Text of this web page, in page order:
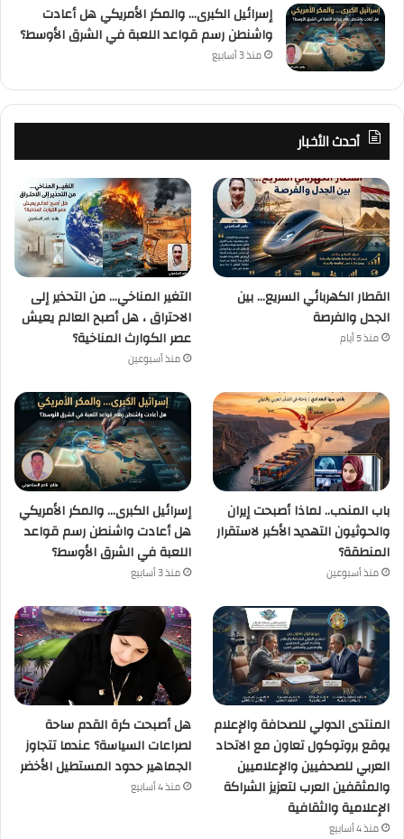
إسرائيل الكبرى… والمكر الأمريكي هل أعادت
واشنطن رسم قواعد اللعبة في الشرق الأوسط؟
منذ 3 أسابيع
أحدث الأخبار
القطار الكهربائي السريع… بين
الجدل والفرصة
منذ 5 أيام
التغير المناخي… من التحذير إلى
الاحتراق ، هل أصبح العالم يعيش
عصر الكوارث المناخية؟
منذ أسبوعين
باب المندب.. لماذا أصبحت إيران
والحوثيون التهديد الأكبر لاستقرار
المنطقة؟
منذ أسبوعين
إسرائيل الكبرى… والمكر الأمريكي
هل أعادت واشنطن رسم قواعد
اللعبة في الشرق الأوسط؟
منذ 3 أسابيع
المنتدى الدولي للصحافة والإعلام
يوقع بروتوكول تعاون مع الاتحاد
العربي للصحفيين والإعلاميين
والمثقفين العرب لتعزيز الشراكة
الإعلامية والثقافية
منذ 4 أسابيع
هل أصبحت كرة القدم ساحة
لصراعات السياسة؟ عندما تتجاوز
الجماهير حدود المستطيل الأخضر
منذ 4 أسابيع